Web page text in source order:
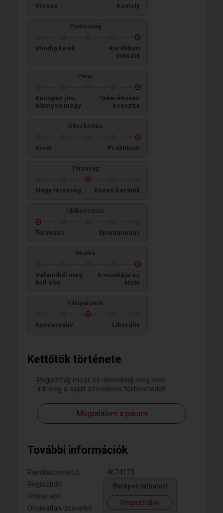
Kettőtök története
Regisztrálj most és ismerkedj meg vele!
Írd meg a saját szerelmes történetedet!
Megtalálom a párom
További információk
Randiazonosító:
4674173
Regisztrált:
Online volt:
Olvasatlan üzenetei:
Belépve láthatod
Regisztrálok
Vicces Komoly
Pontosság
Mindig késik
Korábban
érkezik
Pénz
Könnyen jön,
könnyen megy
Takarékosan
beosztja
Öltözködés
Divat Praktikum
Társaság
Nagy társaság Közeli barátok
Időbeosztás
Tervezés Spontaneitás
Munka
Valamiből meg
kell élni
A munkája az
élete
Világnézete
Konzervatív Liberális